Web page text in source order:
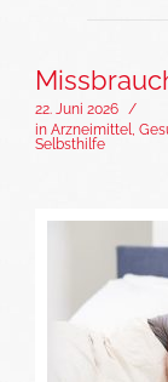
22. Juni 2026 /
in Arzneimittel,
Selbsthilfe